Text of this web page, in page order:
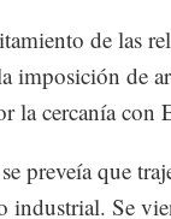
de las
imposición de
la cercanía con
preveía que
industrial. Se